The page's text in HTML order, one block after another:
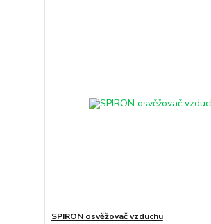
SPIRON osvěžovač vzduchu